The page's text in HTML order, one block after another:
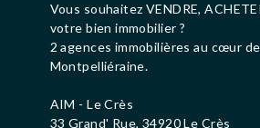
Vous souhaitez VENDRE,
votre bien immobilier ?
2 agences immobilières au cœur
Montpelliéraine.
AIM - Le Crès
33 Grand' Rue, 34920 Le Crès